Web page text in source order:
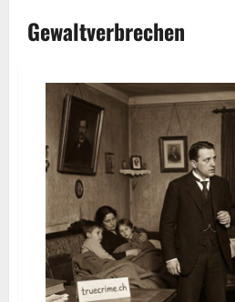
Gewaltverbrechen